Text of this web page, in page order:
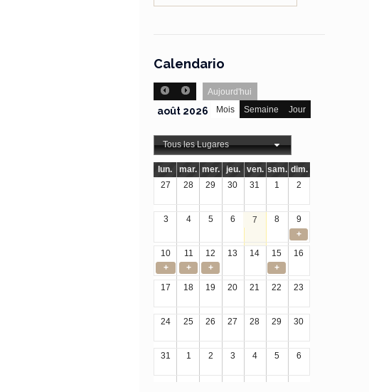
Calendario
Aujourd'hui
Mois
Semaine Jour
août 2026
Tous les Lugares
lun. mar. mer. jeu. ven. sam. dim.
27
28 29 30 31 1 2
3 4 5 6 7 8
9
+
10
11 12 13 14 15
16
+
+ +
+
17
18 19 20 21 22 23
24 25 26 27 28 29 30
31 1 2 3 4 5 6